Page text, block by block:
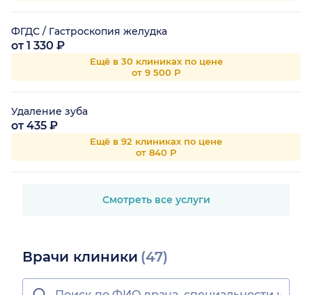
ФГДС / Гастроскопия желудка
от 1 330 ₽
Ещё в 30 клиниках по цене
от 9 500 Р
Удаление зуба
от 435 ₽
Ещё в 92 клиниках по цене
от 840 Р
Смотреть все услуги
Врачи клиники (47)